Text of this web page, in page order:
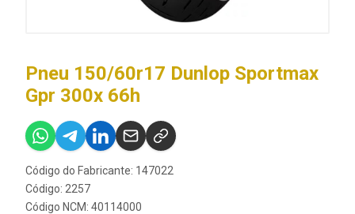
Pneu 150/60r17 Dunlop Sportmax
Gpr 300x 66h
Código do Fabricante: 147022
Código: 2257
Código NCM: 40114000